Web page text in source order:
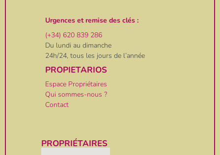
Urgences et remise des clés :
(+34) 620 839 286
Du lundi au dimanche
24h/24, tous les jours de l’année
PROPIETARIOS
Espace Propriétaires
Qui sommes-nous ?
Contact
PROPRIÉTAIRES